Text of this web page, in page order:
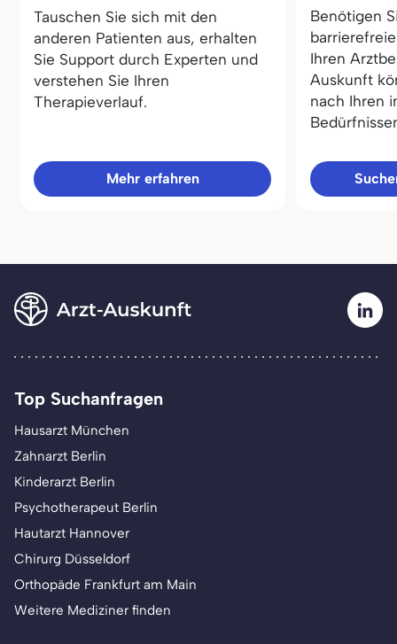
Tauschen Sie sich mit den
anderen Patienten aus, erhalten
Sie Support durch Experten und
verstehen Sie Ihren
Therapieverlauf.
Mehr erfahren
Benötigen
Ihren
Auskunft
nach Ihren
Top Suchanfragen
Hausarzt München
Zahnarzt Berlin
Kinderarzt Berlin
Psychotherapeut Berlin
Hautarzt Hannover
Chirurg Düsseldorf
Orthopäde Frankfurt am Main
Weitere Mediziner finden